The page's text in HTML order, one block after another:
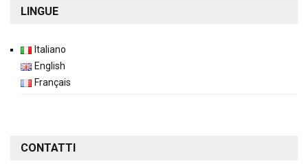
LINGUE
Italiano
English
Français
CONTATTI